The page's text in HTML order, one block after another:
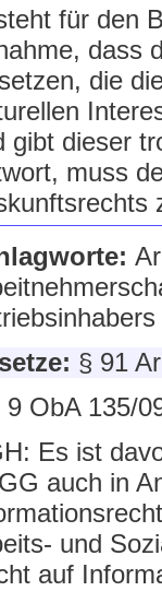
für den
dass
die
gibt dieser
muss
§ 91
9 ObA 135/
Es ist
auch in
und
auf